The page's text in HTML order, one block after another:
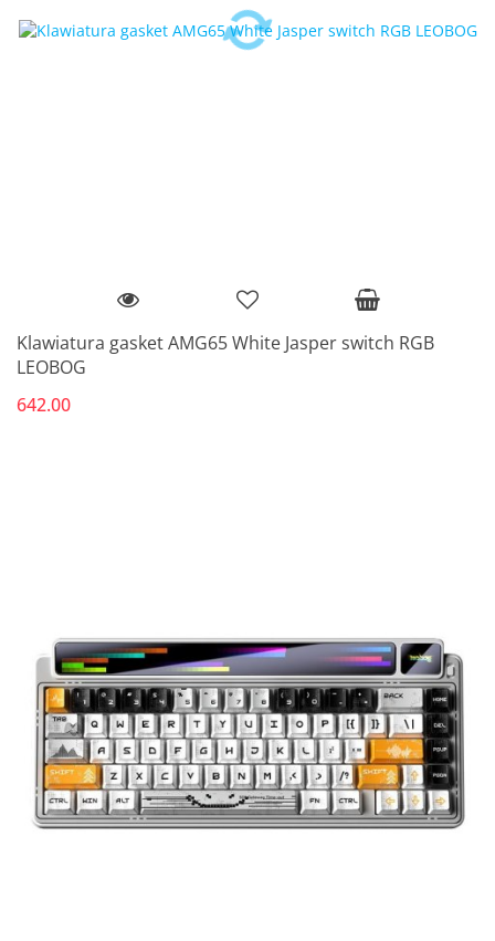
Klawiatura gasket AMG65 White Jasper switch RGB
LEOBOG
642.00